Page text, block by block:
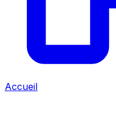
Accueil